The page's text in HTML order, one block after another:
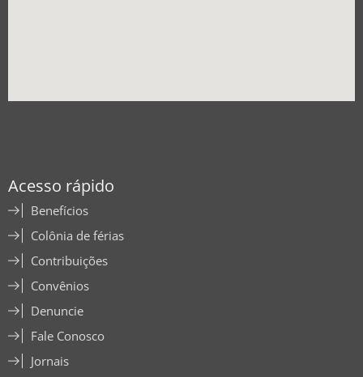
Acesso rápido
Benefícios
Colônia de férias
Contribuições
Convênios
Denuncie
Fale Conosco
Jornais